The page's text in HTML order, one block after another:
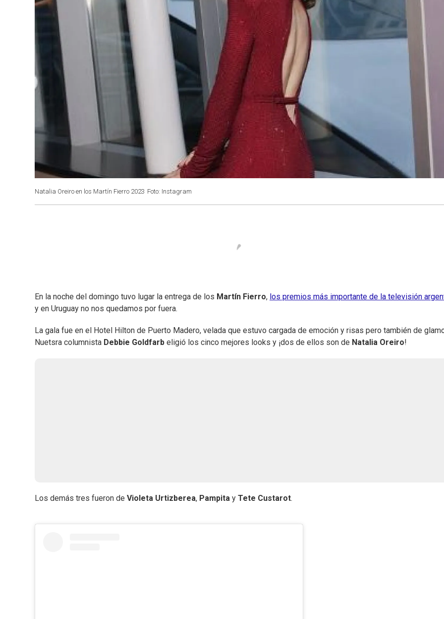
Natalia Oreiro en los Martín Fierro 2023 Foto: Instagram
En la noche del domingo tuvo lugar la entrega de los Martín Fierro, los premios más importante de la televisión
y en Uruguay no nos quedamos por fuera.
La gala fue en el Hotel Hilton de Puerto Madero, velada que estuvo cargada de emoción y risas pero también de
Nuetsra columnista Debbie Goldfarb eligió los cinco mejores looks y ¡dos de ellos son de Natalia Oreiro!
Los demás tres fueron de Violeta Urtizberea, Pampita y Tete Custarot.